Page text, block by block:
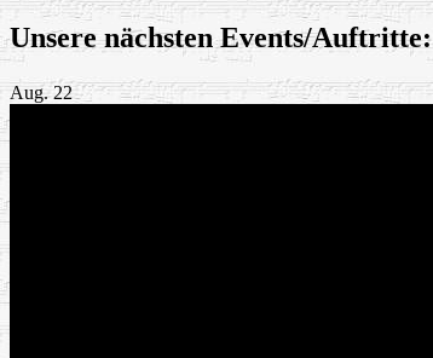
Unsere nächsten Events/Auftritte:
Aug.22